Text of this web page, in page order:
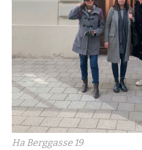
На Berggasse 19